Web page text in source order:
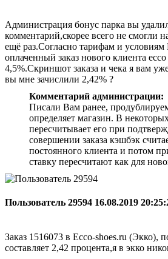
Администрация бонус парка вы
комментарий,скорее всего не смогли
ещё раз.Согласно тарифам и
оплаченный заказ нового клиента ecco
4,5%.Скриншот заказа и чека я вам
вы мне зачислили 2,42% ?
Комментарий администрации:
Писали Вам ранее,
определяет магазин. В
пересчитывает его при
совершении заказа кэшбэк
постоянного клиента и потом
ставку пересчитают как для
Пользователь 29594 16.08.2019
Заказ 1516073 в Ecco-shoes.ru (Экко),
составляет 2,42 процента,я в экко